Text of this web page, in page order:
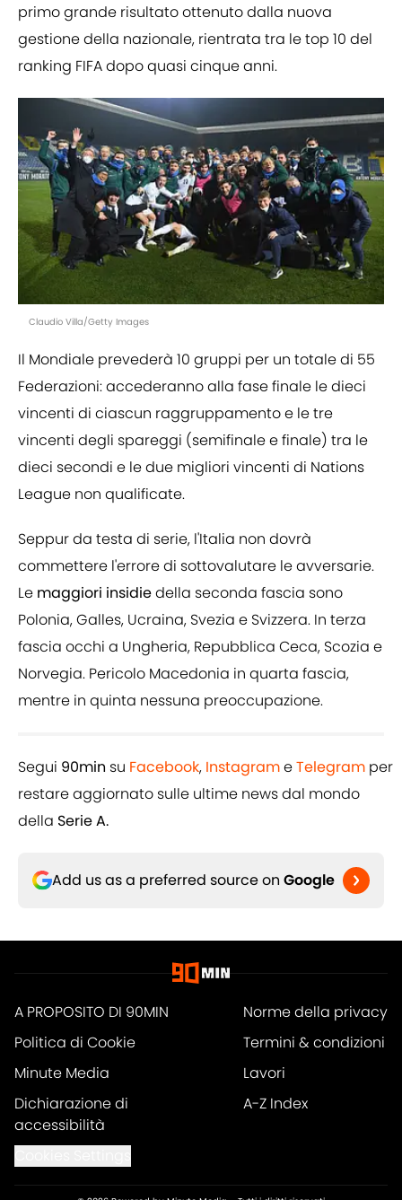
primo grande risultato ottenuto dalla nuova
gestione della nazionale, rientrata tra le top 10 del
ranking FIFA dopo quasi cinque anni.
Claudio Villa/Getty Images
Il Mondiale prevederà 10 gruppi per un totale di 55
Federazioni: accederanno alla fase finale le dieci
vincenti di ciascun raggruppamento e le tre
vincenti degli spareggi (semifinale e finale) tra le
dieci secondi e le due migliori vincenti di Nations
League non qualificate.
Seppur da testa di serie, l'Italia non dovrà
commettere l'errore di sottovalutare le avversarie.
Le maggiori insidiedella seconda fascia sono
Polonia, Galles, Ucraina, Svezia e Svizzera. In terza
fascia occhi a Ungheria, Repubblica Ceca, Scozia e
Norvegia. Pericolo Macedonia in quarta fascia,
mentre in quinta nessuna preoccupazione.
Segui 90min su Facebook, InstagrameTelegram per
restare aggiornato sulle ultime news dal mondo
della Serie A.
Add us as a preferred source on Google
A PROPOSITO DI 90MIN
Norme della privacy
Politica di Cookie
Termini & condizioni
Minute Media
Lavori
Dichiarazione di
accessibilità
A-Z Index